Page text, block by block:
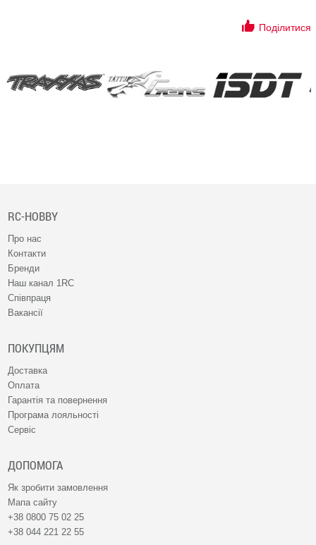
розташування авіамоделі, висота, швидкість і напрямок польоту,
Автопілот і система стабілізації може працювати на основі цих
даних. Ціна на комплект FPV телеметрії залежить від кількості і
інші населені пункти.
Поділитися
RC-HOBBY
Про нас
Контакти
Бренди
Наш канал 1RC
Співпраця
Вакансії
ПОКУПЦЯМ
Доставка
Оплата
Гарантія та повернення
Програма лояльності
Сервіс
ДОПОМОГА
Як зробити замовлення
Мапа сайту
+38 0800 75 02 25
+38 044 221 22 55